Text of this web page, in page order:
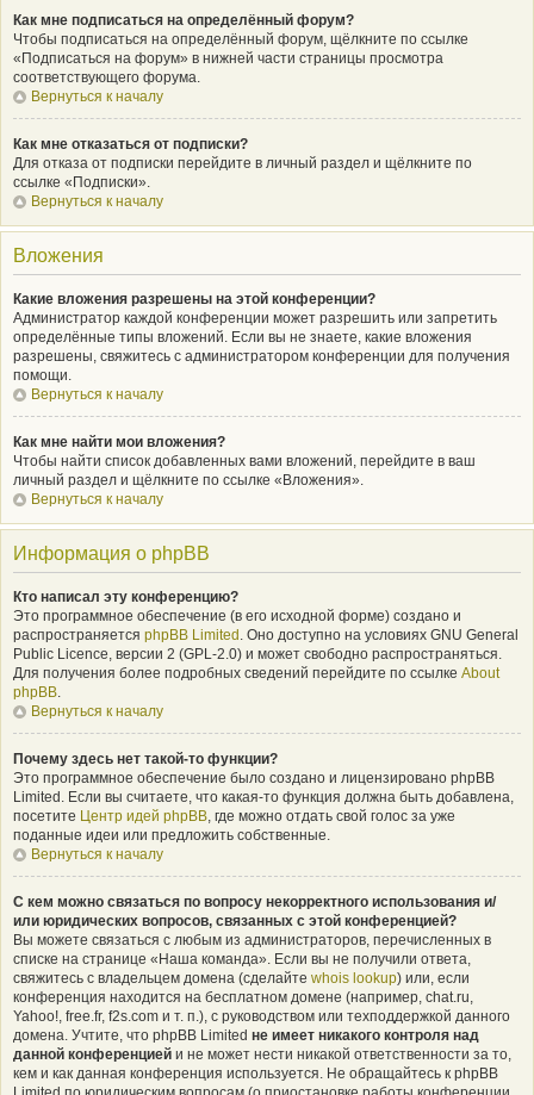
Как мне подписаться на определённый форум?
Чтобы подписаться на определённый форум, щёлкните по ссылке
«Подписаться на форум» в нижней части страницы просмотра
соответствующего форума.
Вернуться к началу
Как мне отказаться от подписки?
Для отказа от подписки перейдите в личный раздел и щёлкните по
ссылке «Подписки».
Вернуться к началу
Вложения
Какие вложения разрешены на этой конференции?
Администратор каждой конференции может разрешить или запретить
определённые типы вложений. Если вы не знаете, какие вложения
разрешены, свяжитесь с администратором конференции для получения
помощи.
Вернуться к началу
Как мне найти мои вложения?
Чтобы найти список добавленных вами вложений, перейдите в ваш
личный раздел и щёлкните по ссылке «Вложения».
Вернуться к началу
Информация о phpBB
Кто написал эту конференцию?
Это программное обеспечение (в его исходной форме) создано и
распространяется phpBB Limited . Оно доступно на условиях GNU General
Public Licence, версии 2 (GPL-2.0) и может свободно распространяться.
Для получения более подробных сведений перейдите по ссылке About
phpBB.
Вернуться к началу
Почему здесь нет такой-то функции?
Это программное обеспечение было создано и лицензировано phpBB
Limited. Если вы считаете, что какая-то функция должна быть добавлена,
посетите Центр идей phpBB, где можно отдать свой голос за уже
поданные идеи или предложить собственные.
Вернуться к началу
С кем можно связаться по вопросу некорректного использования и/
или юридических вопросов, связанных с этой конференцией?
Вы можете связаться с любым из администраторов, перечисленных в
списке на странице «Наша команда». Если вы не получили ответа,
свяжитесь с владельцем домена (сделайте whois lookup) или, если
конференция находится на бесплатном домене (например, chat.ru,
Yahoo!, free.fr, f2s.com и т. п.), с руководством или техподдержкой данного
домена. Учтите, что phpBB Limited не имеет никакого контроля над
данной конференцией и не может нести никакой ответственности за то,
кем и как данная конференция используется. Не обращайтесь к phpBB